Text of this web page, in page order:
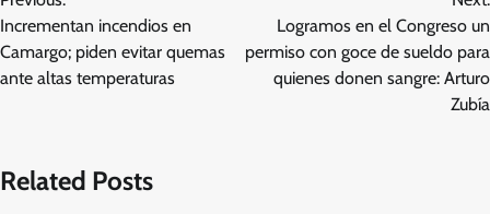
de
entradas
Incrementan incendios en
Camargo; piden evitar quemas
ante altas temperaturas
Logramos en el Congreso un
permiso con goce de sueldo para
quienes donen sangre: Arturo
Zubía
Related Posts